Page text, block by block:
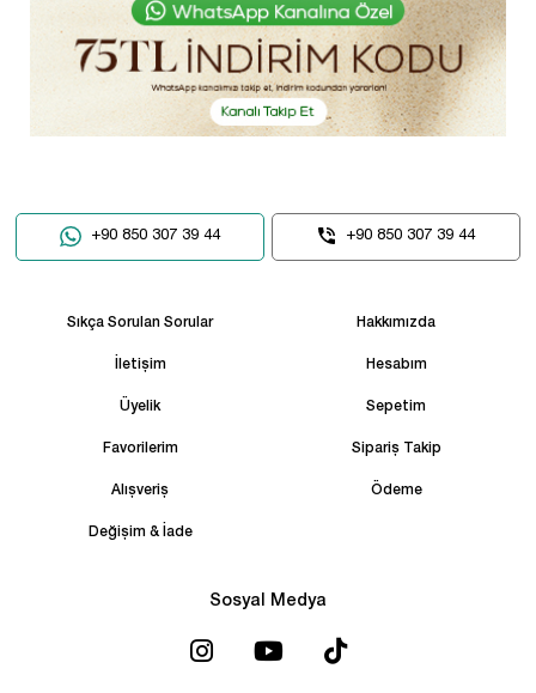
+90 850 307 39 44 +90 850 307 39 44
Sıkça Sorulan Sorular Hakkımızda
İletişim Hesabım
Üyelik Sepetim
Favorilerim Sipariş Takip
Alışveriş Ödeme
Değişim & İade
Sosyal Medya